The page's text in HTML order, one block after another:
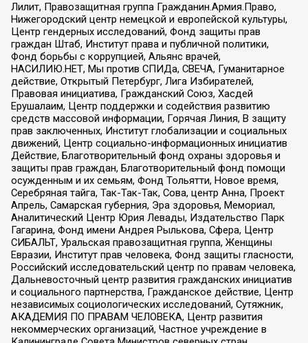
Лилит, Правозащитная группа Гражданин.Армия.Право,
Нижегородский центр немецкой и европейской культуры,
Центр гендерных исследований, Фонд защиты прав
граждан Штаб, Институт права и публичной политики,
Фонд борьбы с коррупцией, Альянс врачей,
НАСИЛИЮ.НЕТ, Мы против СПИДа, СВЕЧА, Гуманитарное
действие, Открытый Петербург, Лига Избирателей,
Правовая инициатива, Гражданский Союз, Хасдей
Ерушалаим, Центр поддержки и содействия развитию
средств массовой информации, Горячая Линия, В защиту
прав заключенных, Институт глобализации и социальных
движений, Центр социально-информационных инициатив
Действие, Благотворительный фонд охраны здоровья и
защиты прав граждан, Благотворительный фонд помощи
осужденным и их семьям, Фонд Тольятти, Новое время,
Серебряная тайга, Так-Так-Так, Сова, центр Анна, Проект
Апрель, Самарская губерния, Эра здоровья, Мемориал,
Аналитический Центр Юрия Левады, Издательство Парк
Гагарина, Фонд имени Андрея Рылькова, Сфера, Центр
СИБАЛЬТ, Уральская правозащитная группа, Женщины
Евразии, Институт прав человека, Фонд защиты гласности,
Российский исследовательский центр по правам человека,
Дальневосточный центр развития гражданских инициатив
и социального партнерства, Гражданское действие, Центр
независимых социологических исследований, Сутяжник,
АКАДЕМИЯ ПО ПРАВАМ ЧЕЛОВЕКА, Центр развития
некоммерческих организаций, Частное учреждение в